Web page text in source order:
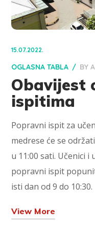
15.07.2022.
OGLASNA TABLA BY
Obavijest
ispitima
Popravni ispit za
medrese će se
u 11:00 sati. Učenici
popravni ispit
isti dan od 9 do 10:30.
View More